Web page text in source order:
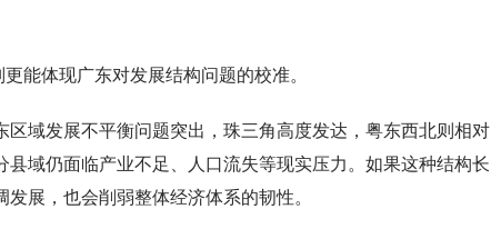
能体现广东对发展结构问题的校准。
区域发展不平衡问题突出，珠三角高度发达，粤东西北则相对
县域仍面临产业不足、人口流失等现实压力。如果这种结构长
展，也会削弱整体经济体系的韧性。